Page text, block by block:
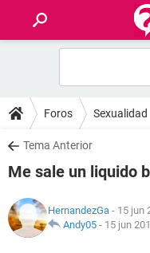
FOROS
SALUD
NUTRICIÓN
Foros Sexualidad
Tema Anterior
Me sale un liquido
HernandezGa - 15 jun
Andy05 - 15 jun